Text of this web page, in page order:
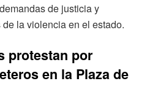
de justicia y
la violencia en el estado.
protestan por
en la Plaza de